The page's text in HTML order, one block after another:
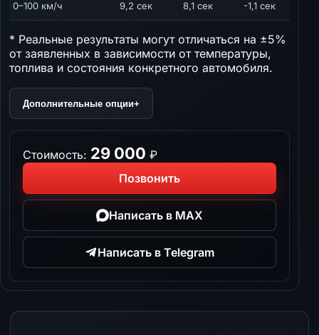
0–100 км/ч 9,2 сек 8,1 сек -1,1 сек
* Реальные результаты могут отличаться на ±5%
от заявленных в зависимости от температуры,
топлива и состояния конкретного автомобиля.
Дополнительные опции+
Стоимость: 29 000 ₽
Позвонить
Написать в MAX
Написать в Telegram